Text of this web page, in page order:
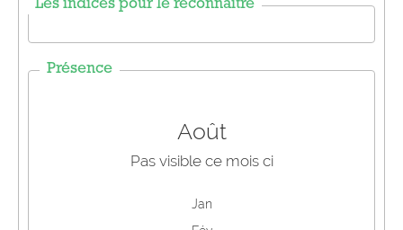
Les indices pour le reconnaître
Présence
Août
Pas visible ce mois ci
Jan